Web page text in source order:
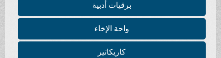
برقيات أدبية
واحة الإخاء
كاريكاتير